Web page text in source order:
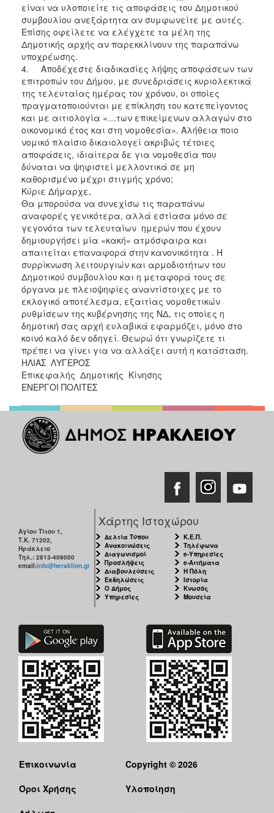
είναι να υλοποιείτε τις αποφάσεις του Δημοτικού
συμβουλίου ανεξάρτητα αν συμφωνείτε με αυτές.
Επίσης οφείλετε να ελέγχετε τα μέλη της
Δημοτικής αρχής αν παρεκκλίνουν της παραπάνω
υποχρέωσης.
4.
Αποδέχεστε διαδικασίες λήψης αποφάσεων των
επιτροπών του Δήμου, με συνεδριάσεις κυριολεκτικά
της τελευταίας ημέρας του χρόνου, οι οποίες
πραγματοποιούνται με επίκληση του κατεπείγοντος
και με αιτιολογία «…των επικείμενων αλλαγών στο
οικονομικό έτος και στη νομοθεσία». Αλήθεια ποιο
νομικό πλαίσιο δικαιολογεί ακριβώς τέτοιες
αποφάσεις, ιδιαίτερα δε για νομοθεσία που
δύναται να ψηφιστεί μελλοντικά σε μη
καθορισμένο μέχρι στιγμής χρόνο;
Κύριε Δήμαρχε,
Θα μπορούσα να συνεχίσω τις παραπάνω
αναφορές γενικότερα, αλλά εστίασα μόνο σε
γεγονότα των τελευταίων ημερών που έχουν
δημιουργήσει μία «κακή» ατμόσφαιρα και
απαιτείται επαναφορά στην κανονικότητα . Η
συρρίκνωση λειτουργιών και αρμοδιοτήτων του
Δημοτικού συμβουλίου και η μεταφορά τους σε
όργανα με πλειοψηφίες αναντίστοιχες με το
εκλογικό αποτέλεσμα, εξαιτίας νομοθετικών
ρυθμίσεων της κυβέρνησης της ΝΔ, τις οποίες η
δημοτική σας αρχή ευλαβικά εφαρμόζει, μόνο στο
κοινό καλό δεν οδηγεί. Θεωρώ ότι γνωρίζετε τι
πρέπει να γίνει για να αλλάξει αυτή η κατάσταση.
ΗΛΙΑΣ ΛΥΓΕΡΟΣ
Επικεφαλής Δημοτικής Κίνησης
ΕΝΕΡΓΟΙ ΠΟΛΙΤΕΣ
Αγίου Τίτου 1,
Τ.Κ. 71202,
Ηράκλειο
Τηλ.: 2813-409000
email:info@heraklion.gr
Χάρτης Ιστοχώρου
Δελτία Τύπου
Ανακοινώσεις
Διαγωνισμοί
Προσλήψεις
Διαβουλεύσεις
Εκδηλώσεις
Ο Δήμος
Υπηρεσίες
Κ.Ε.Π.
Τηλέφωνα
e-Υπηρεσίες
e-Αιτήματα
Η Πόλη
Ιστορία
Κνωσός
Μουσεία
Επικοινωνία
Όροι Χρήσης
Copyright © 2026
Υλοποίηση